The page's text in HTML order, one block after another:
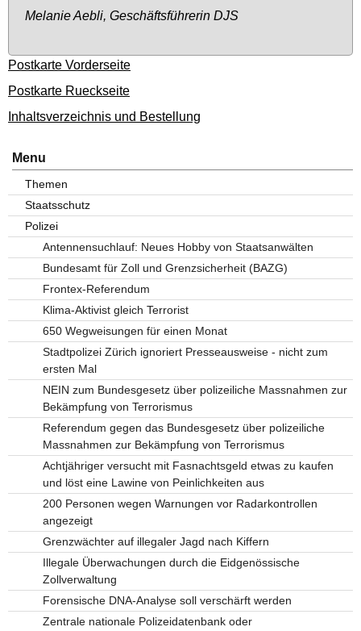
Me­la­nie Aeb­li, Ge­schäfts­füh­re­rin DJS
Postkarte Vorderseite
Postkarte Rueckseite
Inhaltsverzeichnis und Bestellung
Menu
Themen
Staatsschutz
Polizei
Antennensuchlauf: Neues Hobby von Staatsanwälten
Bundesamt für Zoll und Grenzsicherheit (BAZG)
Frontex-Referendum
Klima-Aktivist gleich Terrorist
650 Wegweisungen für einen Monat
Stadtpolizei Zürich ignoriert Presseausweise - nicht zum
ersten Mal
NEIN zum Bundesgesetz über polizeiliche Massnahmen zur
Bekämpfung von Terrorismus
Referendum gegen das Bundesgesetz über polizeiliche
Massnahmen zur Bekämpfung von Terrorismus
Achtjähriger versucht mit Fasnachtsgeld etwas zu kaufen
und löst eine Lawine von Peinlichkeiten aus
200 Personen wegen Warnungen vor Radarkontrollen
angezeigt
Grenzwächter auf illegaler Jagd nach Kiffern
Illegale Überwachungen durch die Eidgenössische
Zollverwaltung
Forensische DNA-Analyse soll verschärft werden
Zentrale nationale Polizeidatenbank oder